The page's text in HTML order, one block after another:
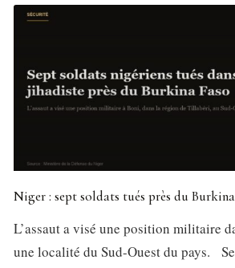
Niger : sept soldats tués près du
L’assaut a visé une position militaire
une localité du Sud-Ouest du pays.